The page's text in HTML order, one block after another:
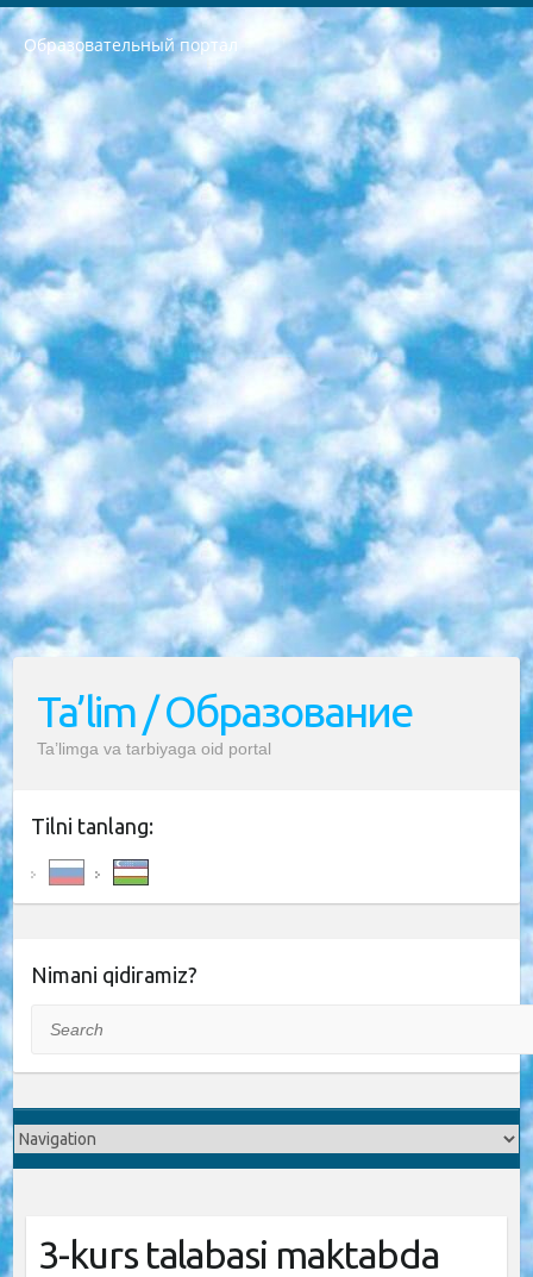
Образовательный портал
РЕСПУБЛИКА УЗБЕКИСТАН МИНИСТРЕРСТВО ДОШКОЛЬНОГО И ШКОЛЬНОГО ОБРАЗОВАНИЯ КОМАНДА в общеобразовательных учреждениях в 2023-2024 учебном году организация и проведение итоговой государственной аттестации обучающихся о Министра дошкольного и школьного образования Республики Узбекистан от 4 марта 2008 года (постановлением Минюста от 20 марта 2008 года № 1778 государственной регистрации) «Итоговое состояние учащихся общего среднего образования на основании положения об утверждении положения об аттестации общего среднего образования выпускной экзамен студентов в образовательных учреждениях в 2023-2024 учебном году В целях организации и прохождения аттестации приказываю: 1. Следующее: перечень предметов, по которым будет проводиться итоговая государственная аттестация и экзамен формы перевода согласно приложению 1; сертификаты международного образца, оценивающие уровень владения иностранными языками перечень согласно приложению 2; 2. Педагогический при специализированных образовательных учреждениях. научно-практический центр квалификации и международной оценки (Д.Давидова) 2024 г. До 25 марта: задания по предметам, по которым будет проводиться итоговая аттестация разработка и утверждение технических условий; итоговая аттестация на основании разработанного предметного задания разработка вопросов по предметам (устно и письменно), экзамен передача; общеобразовательные средние школы и специальные учебные заведения учащиеся выпускных классов школ и интернатов в агентской системе подготовка базы данных экзаменационных материалов и критериев оценки; перевод базы экзаменационных материалов на все языки обучения подать в Республиканский образовательный центр для изготовления; варианты экзаменов на основе разработанных контрольных материалов пусть будут поставлены задачи формирования. 3. Республиканский образовательный центр (Ш.Худайкулов) до 5 апреля 2024 года. до: база данных предоставленных экзаменационных материалов на все языки обучения перевод и экспертиза; для слепых, слабовидящих, глухих, слабослышащих и умственно отсталых детей учащиеся выпускных классов специализированных школ и школ-интернатов база данных экзаменационных материалов на всех преподаваемых языках подготовка критериев оценки; специализированные школы для умственно отсталых детей и технологии для учащихся выпускных классов школ-интернатов разработка соответствующих рекомендаций и критериев проведения ЕГЭ по естествознанию давать задания. 4. Педагогический при специализированных образовательных учреждениях. Научно-практический центр навыков и международной оценки (Д.Давидова), Республика образовательный центр (Худайкулов Ш.) итоговый государственный аттестационный экзамен ориентирован на творческое и логическое мышление при подготовке базы материалов учитывать введение заданий. 5. Следует отметить, что: сертификат государственного образца о знании общеобразовательного предмета и как минимум национальный уровень B1 по предметам на иностранных языках, указанным в Приложении 2. или международно признанный сертификат эквивалентного уровня студенты, изучающие определенный предмет, освобождаются от экзамена; по соответствующим предметам запланирована итоговая государственная аттестация за день до дня, путем жеребьевки Рабочей группой (в письменной форме по предметам, проводимым в форме) из числа сформированных вариантов выбрано 2 варианта; 2 выбранных варианта экзамена анонсированы на официальном сайте министерства и все выпускники по всей стране на основе этих вариантов проводит итоговую государственную аттестацию. 6. Государственное образование учащихся средних общеобразовательных учреждений. знания в соответствии с квалификационными требованиями, которые необходимо приобрести на основании стандартов итоговый (выпускной) контроль для 9 и 11 классов в целях тестирования Экзамены (далее – экзамены) состоят из предметов, перечисленных в приложении 1. будет сделано. 7. Экзамены пройдут с 26 мая по 15 июня 2024 г. (кроме науки физического воспитания). 8. Физическая для учащихся 9 классов общесредних образовательных учреждений. Экзамены по предмету «Образование, квалификация медицина» 1-6 мая 2024 года. сотрудники перевести под присмотр (с отклонениями в физическом или умственном развитии) специализированная школа для детей, школы-интернаты и со сколиозом школы-интернаты санаторного типа для больных детей исключены). 9. Он был слепым, слабовидящим и имел нарушения опорно-двигательного аппарата. экзамены в специализированных школах и интернатах для детей должны проводиться исходя из требований, предъявляемых к общеобразовательным учреждениям (физкультура кроме науки). 10. Специализированная школа для глухих и слабослышащих детей. и экзамены в интернатах и быть реализован в виде письменного теста по математике. 11. Специальность для умственно отсталых детей. Для 9 класса Родной язык и литературное письмо Государственный язык (язык обучения – узбекский). для неклассов) написано Математическое письмо Письменная/устная история Узбекистана Физическое воспитание практично Итоговый контроль Для 11 класса Написание родного языка и литературы (эссе) Математическое письмо Узбекский язык (обучение на узбекском языке) не посещающее общее среднее образование для учреждений)/Образовательное учреждение выбор письменный и устный Иностранный язык письменный/устный Письменная/устная история Узбекистана *По выбору студента:  Химия  Физика  Основы государственного права  География 10 бесплатных образовательных ресурсов - Мы составили подборку онлайн-проектов с интерактивными упражнениями, видеолекциями и статьями. Они помогут вам обрести новые и освежить старые знания бесплатно. 1. «ИНТУИТ» Старейшая образовательная площадка Рунета. Здесь вы найдёте сотни текстовых и видеокурсов на десятки различных тем — от программирования до психологии. Многие курсы подготовлены российскими университетами и крупными международными компаниями вроде Intel и Microsoft. Самостоятельное обучение бесплатное, но желающие могут оплатить услуги персональных наставников. 2. «Смартия» знакомит с актуальными профессиями и подсказывает, как им обучаться. Выбрав заинтересовавшую вас специальность — SMM-специалист, фотограф, веб-дизайнер или другую, — увидите список необходимых для неё умений. Чтобы вы могли освоить их самостоятельно, для каждого умения площадка отображает подборку ссылок на учебные материалы. Хотя «Смартия» ориентируется на русскоязычную аудиторию, часть контента всё же доступна только на английском. 3. «Лекторий Физтеха» Проект Московского физико-технического института (Физтеха). С его помощью вы можете смотреть онлайн серии лекций, записанные на видео в этом вузе. В числе доступных предметов — физика, биология, химия, информационные технологии и другие. К некоторым лекциям администрация ресурса прилагает готовые конспекты, которые можно скачивать в PDF-формате. 4. ITMOcourses Онлайн-площадка Санкт-Петербургского национального исследовательского университета информационных технологий, механики и оптики (ИТМО). Ресурс предоставляет свободный доступ к курсам, разработанным в этом вузе. Каталог материалов разбит на четыре категории: «Оптические системы и технологии», «Приборостроение и робототехника», «Информационные технологии» и «Биотехнологии». Курсы состоят из видеолекций, интерактивных демонстраций и заданий. 5. «КиберЛенинка» Электронная научная библиотека открытого доступа. Каталог площадки регулярно обрастает текстами статей из различных научных изданий. Сгруппированные по журналам и рубрикам публикации можно читать онлайн или скачивать целиком в PDF-формате. Проект нацелен на популяризацию науки за счёт открытого доступа к качественной информации. 6. «ПостНаука» На этом ресурсе публикуют подборки видеолекций, составленные экспертами из разных отраслей и объединённые общими темами. Среди них, к примеру, есть серии «Биоинформатика и геномика», «Культура средневековой Скандинавии» и Cinema Studies о теории кино. Каждая подборка лекций — логически связанная история, рассказанная экспертом от первого лица. Кроме того, на сайте появляются научно-образовательные статьи и тесты на разные темы. 7. «Newочём» Команда проекта «Newочём» отбирает самые интересные тексты из англоязычных СМИ и переводит те из них, за которые голосуют участники сообщества «ВКонтакте». По большей части это научно-популярные статьи. Редакторы придумывают лишь заголовки, в остальном содержание переводов соответствует оригиналам. Полные тексты можно читать прямо в социальной сети. 8. InternetUrok Онлайн-база материалов по основным дисциплинам школьной программы. Информация на сайте структурирована по классам, предметам и темам (урокам). Каждый урок состоит из видеолекций и конспектов. Есть также интерактивные тренажёры и тесты для закрепления пройденного материала. Даже если вы давно окончили школу, возможность повторить программу старших классов всегда может пригодиться. 9. Edutainme Ещё один ресурс об образовании. В отличие от Newtonew, как мне кажется, Edutainme больше ориентируется на представителей индустрии: педагогов, предпринимателей, разработчиков образовательных проектов. Но и любой, кто просто стремится к саморазвитию, найдёт на сайте много полезного и интересного для себя. Например, информацию о новых курсах и образовательных сервисах. 10. Newtonew Онлайн-медиа об образовании и обучении в широком смысле. Авторы Newtonew пишут об инструментах, заведениях, тактиках и стратегиях, которые помогают учить других и получать новые знания самостоятельно. На этой площадке вы найдёте новости, обзоры, аналитические мат
Ta’lim / Образование
Ta’limga va tarbiyaga oid portal
Tilni tanlang:
Nimani qidiramiz?
3-kurs talabasi maktabda